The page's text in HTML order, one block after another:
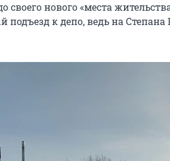
своего нового «места
подъезд к депо, ведь на